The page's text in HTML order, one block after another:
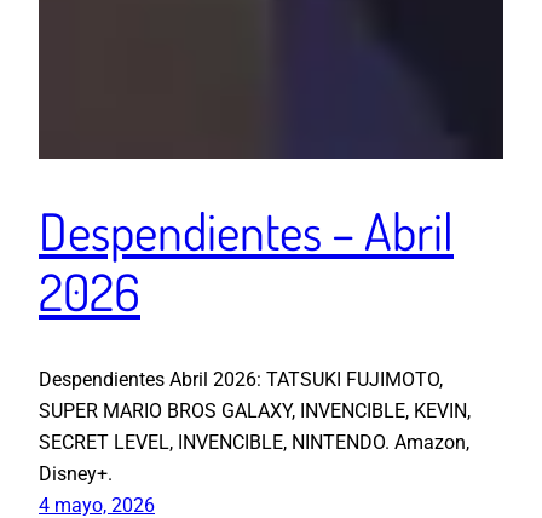
Despendientes – Abril
2026
Despendientes Abril 2026: TATSUKI FUJIMOTO,
SUPER MARIO BROS GALAXY, INVENCIBLE, KEVIN,
SECRET LEVEL, INVENCIBLE, NINTENDO. Amazon,
Disney+.
4 mayo, 2026